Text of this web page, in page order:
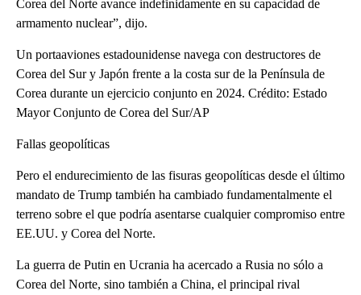
Corea del Norte avance indefinidamente en su capacidad de
armamento nuclear”, dijo.
Un portaaviones estadounidense navega con destructores de
Corea del Sur y Japón frente a la costa sur de la Península de
Corea durante un ejercicio conjunto en 2024. Crédito: Estado
Mayor Conjunto de Corea del Sur/AP
Fallas geopolíticas
Pero el endurecimiento de las fisuras geopolíticas desde el último
mandato de Trump también ha cambiado fundamentalmente el
terreno sobre el que podría asentarse cualquier compromiso entre
EE.UU. y Corea del Norte.
La guerra de Putin en Ucrania ha acercado a Rusia no sólo a
Corea del Norte, sino también a China, el principal rival